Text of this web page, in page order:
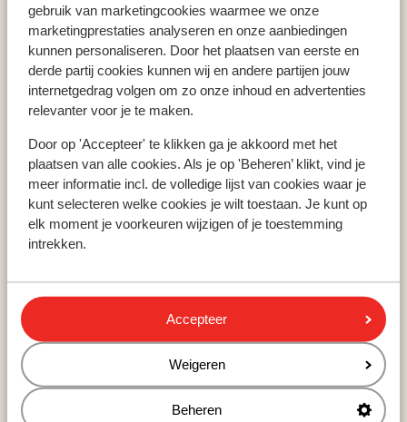
gebruik van marketingcookies waarmee we onze
marketingprestaties analyseren en onze aanbiedingen
kunnen personaliseren. Door het plaatsen van eerste en
derde partij cookies kunnen wij en andere partijen jouw
internetgedrag volgen om zo onze inhoud en advertenties
relevanter voor je te maken.
Door op 'Accepteer' te klikken ga je akkoord met het
plaatsen van alle cookies. Als je op 'Beheren’ klikt, vind je
meer informatie incl. de volledige lijst van cookies waar je
kunt selecteren welke cookies je wilt toestaan. Je kunt op
elk moment je voorkeuren wijzigen of je toestemming
intrekken.
Accepteer
Weigeren
Beheren
Régions populaires
Crète
Mer Rouge
Destinations populaires
Hurghada
À propos de Sunweb
À propos de Sunweb
Tourisme responsable
Offres d'emploi